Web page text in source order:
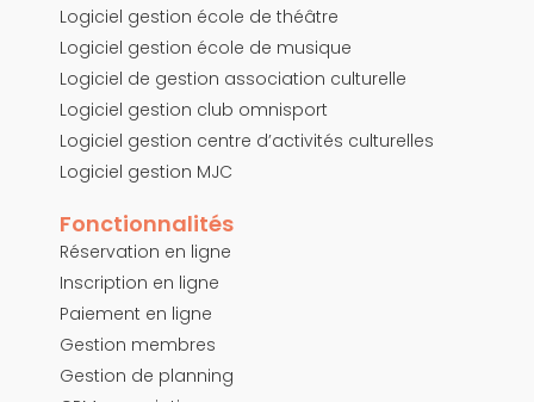
Logiciel gestion école de théâtre
Logiciel gestion école de musique
Logiciel de gestion association culturelle
Logiciel gestion club omnisport
Logiciel gestion centre d’activités culturelles
Logiciel gestion MJC
Fonctionnalités
Réservation en ligne
Inscription en ligne
Paiement en ligne
Gestion membres
Gestion de planning